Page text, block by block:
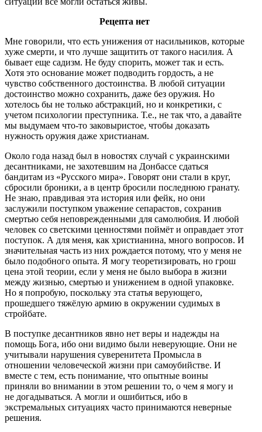
Рецепта нет
Мне говорили, что есть унижения от насильников, которые
хуже смерти, и что лучше защитить от такого насилия. А
бывает еще садизм. Не буду спорить, может так и есть.
Хотя это основание может подводить гордость, а не
чувство собственного достоинства. В любой ситуации
достоинство можно сохранить, даже без оружия. Но
хотелось бы не только абстракций, но и конкретики, с
учетом психологии преступника. Т.е., не так что, а давайте
мы выдумаем что-то заковыристое, чтобы доказать
нужность оружия даже христианам.
Около года назад был в новостях случай с украинскими
десантниками, не захотевшим на Донбассе сдаться
бандитам из «Русского мира». Говорят они стали в круг,
сбросили броники, а в центр бросили последнюю гранату.
Не знаю, правдивая эта история или фейк, но они
заслужили поступком уважение сепарастов, сохранив
смертью себя неповрежденными для самолюбия. И любой
человек со светскими ценностями поймёт и оправдает этот
поступок. А для меня, как христианина, много вопросов. И
значительная часть из них рождается потому, что у меня не
было подобного опыта. Я могу теоретизировать, но грош
цена этой теории, если у меня не было выбора в жизни
между жизнью, смертью и унижением в одной упаковке.
Но я попробую, поскольку эта статья верующего,
прошедшего тяжёлую армию в окружении судимых в
стройбате.
В поступке десантников явно нет веры и надежды на
помощь Бога, ибо они видимо были неверующие. Они не
учитывали нарушения суверенитета Промысла в
отношении человеческой жизни при самоубийстве. И
вместе с тем, есть понимание, что опытные воины
приняли во внимании в этом решении то, о чем я могу и
не догадываться. А могли и ошибиться, ибо в
экстремальных ситуациях часто принимаются неверные
решения.